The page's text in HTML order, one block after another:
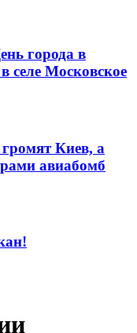
города в
селе Московское
Киев, а
авиабомб